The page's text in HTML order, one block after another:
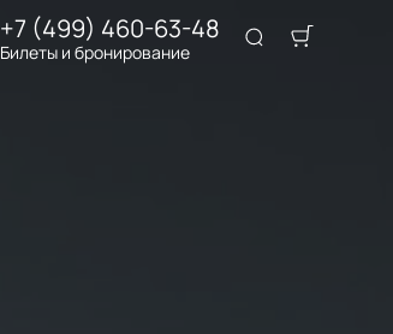
+7 (499) 460-63-48
Билеты и бронирование